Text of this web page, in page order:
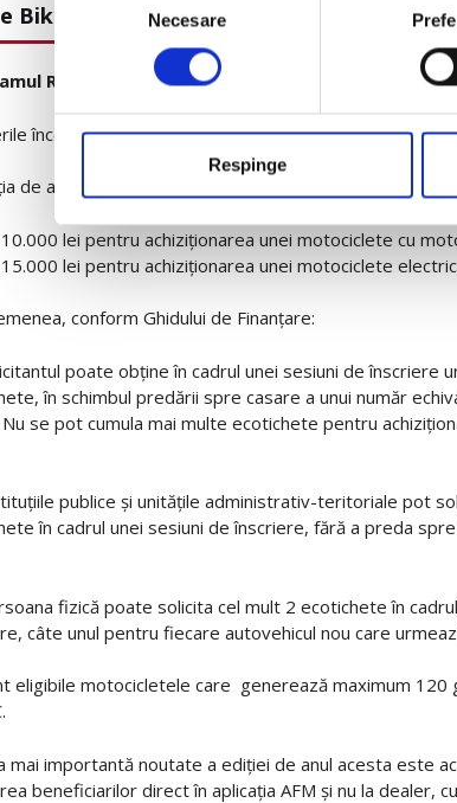
consimțământului
Necesare
Respinge
Bike Hub România
Rabla 2025 își turează motoarele!
încep CURÂND!
de anul acesta, cuantumul ecotichetului este de:
10.000 lei pentru achiziționarea unei motociclete cu
15.000 lei pentru achiziționarea unei motociclete
conform Ghidului de Finanțare:
poate obţine în cadrul unei sesiuni de înscriere
în schimbul predării spre casare a unui număr
se pot cumula mai multe ecotichete pentru
publice şi unităţile administrativ-teritoriale pot
în cadrul unei sesiuni de înscriere, fără a preda
fizică poate solicita cel mult 2 ecotichete în
câte unul pentru fiecare autovehicul nou care
eligibile motocicletele care generează maximum 120
mai importantă noutate a ediției de anul acesta este
beneficiarilor direct în aplicația AFM și nu la dealer,